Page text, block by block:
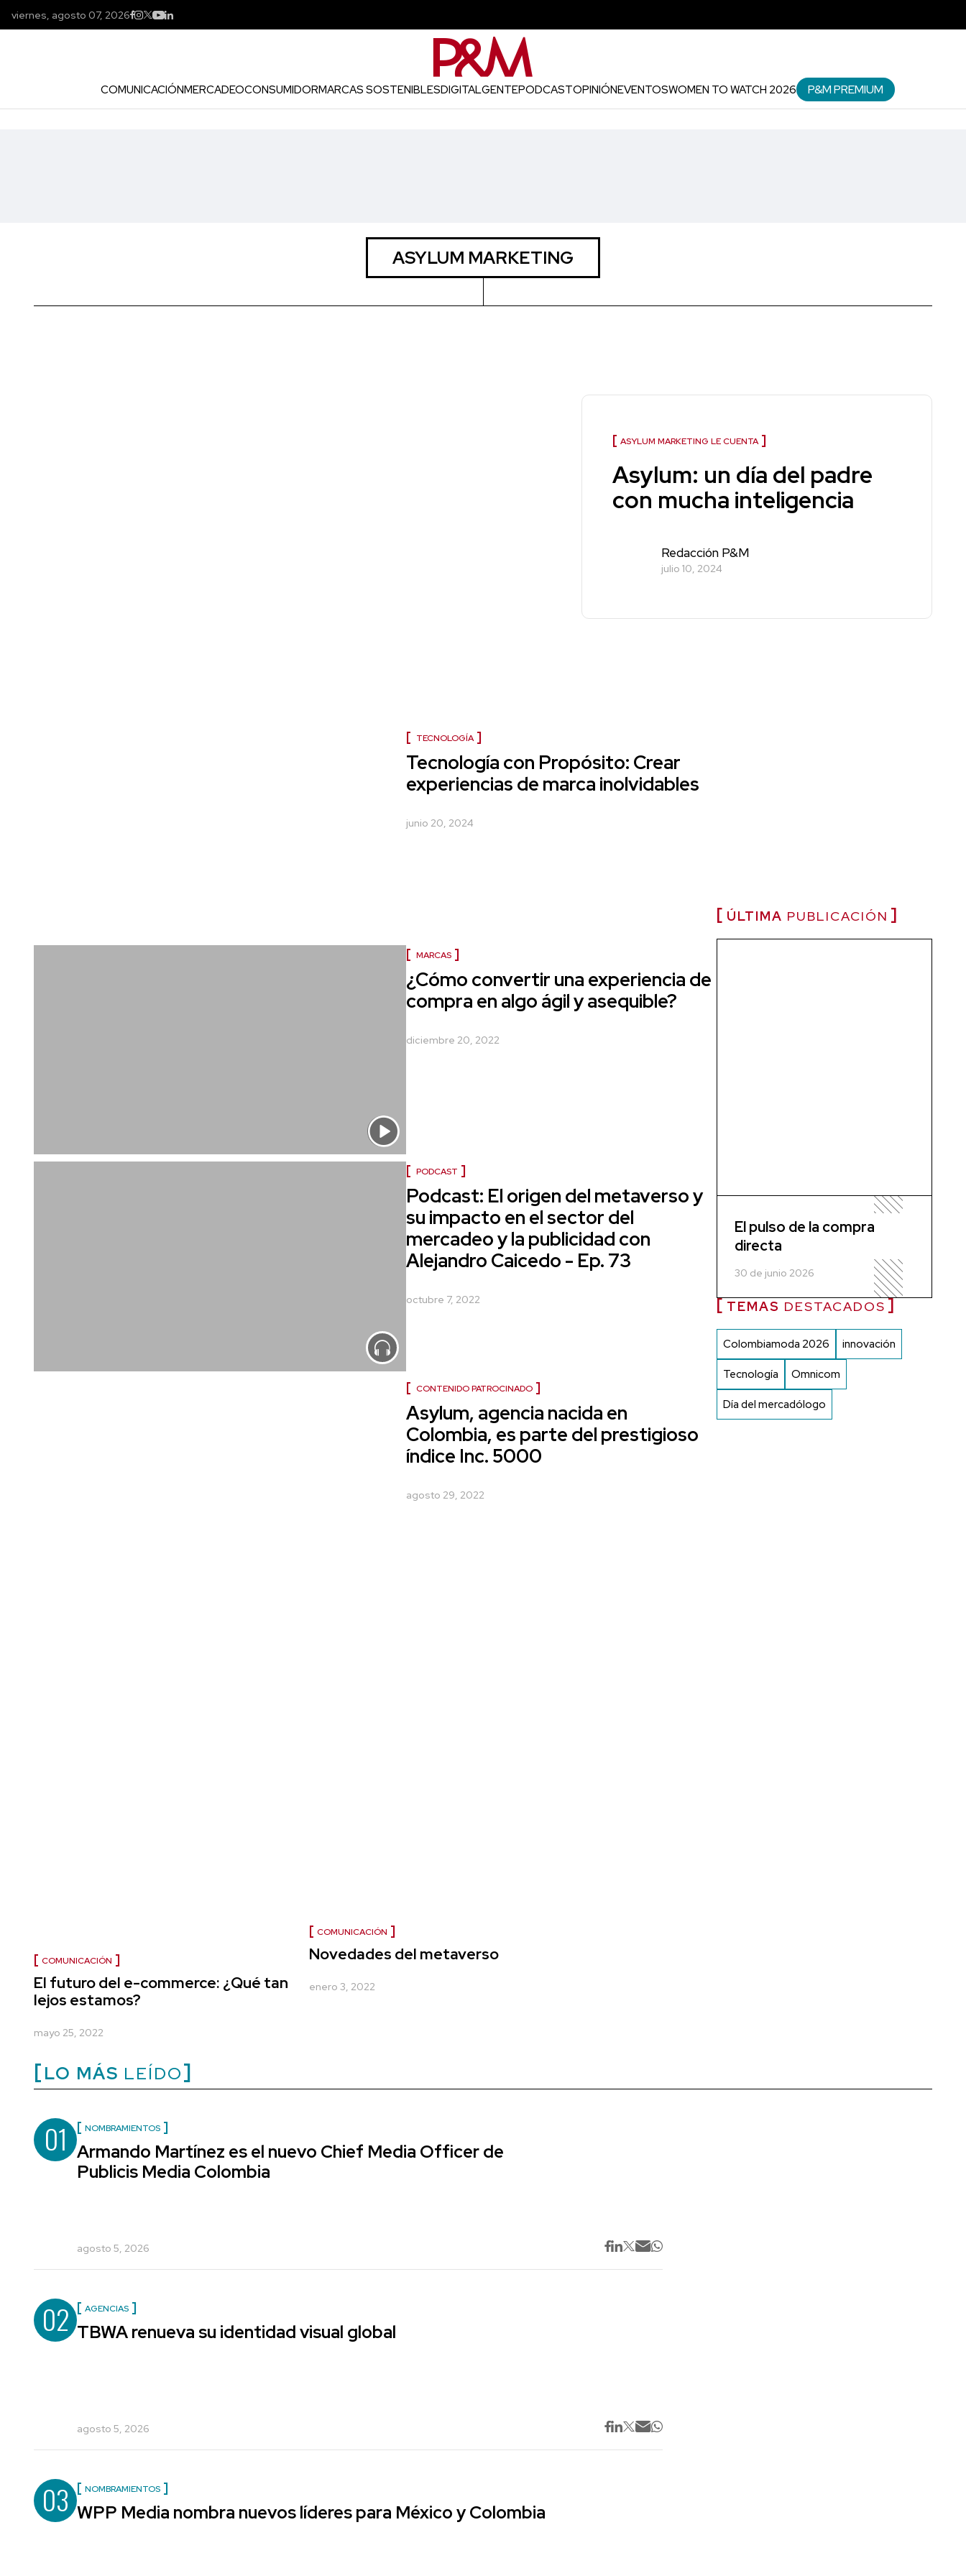
viernes, agosto 07, 2026
COMUNICACIÓNMERCADEOCONSUMIDORMARCAS SOSTENIBLESDIGITALGENTEPODCASTOPINIÓNEVENTOSWOMEN TO WATCH 2026 P&M PREMIUM
ASYLUM MARKETING
ASYLUM MARKETING LE CUENTA
Asylum: un día del padre
con mucha inteligencia
Redacción P&M
julio 10, 2024
TECNOLOGÍA
Tecnología con Propósito: Crear
experiencias de marca inolvidables
junio 20, 2024
MARCAS
¿Cómo convertir una experiencia de
compra en algo ágil y asequible?
diciembre 20, 2022
PODCAST
Podcast: El origen del metaverso y
su impacto en el sector del
mercadeo y la publicidad con
Alejandro Caicedo - Ep. 73
octubre 7, 2022
CONTENIDO PATROCINADO
Asylum, agencia nacida en
Colombia, es parte del prestigioso
índice Inc. 5000
agosto 29, 2022
ÚLTIMA PUBLICACIÓN
El pulso de la compra
directa
30 de junio 2026
TEMAS DESTACADOS
Colombiamoda 2026 innovación
Tecnología Omnicom
Día del mercadólogo
COMUNICACIÓN
El futuro del e-commerce: ¿Qué tan
lejos estamos?
mayo 25, 2022
COMUNICACIÓN
Novedades del metaverso
enero 3, 2022
LO MÁS LEÍDO
01 NOMBRAMIENTOS
Armando Martínez es el nuevo Chief Media Officer de
Publicis Media Colombia
agosto 5, 2026
02 AGENCIAS
TBWA renueva su identidad visual global
agosto 5, 2026
03 NOMBRAMIENTOS
WPP Media nombra nuevos líderes para México y Colombia